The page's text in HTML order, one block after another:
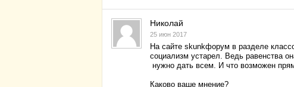
Николай
25 июн 2017
На сайте skunkфорум в разделе
социализм устарел. Ведь равенства
нужно дать всем. И что возможен
Каково ваше мнение?